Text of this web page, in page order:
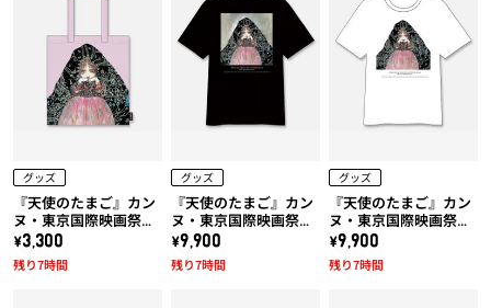
グッズ
『天使のたまご』カン
ヌ・東京国際映画祭上
映作品!! 天使のたまご
「水に棲む」トートバ
ッグ
\3,300
残り7時間
グッズ
『天使のたまご』カン
ヌ・東京国際映画祭上
映作品!! 天使のたまご
「水に棲む」x 久米繊
維コラボTシャツ (黒)
\9,900
残り7時間
グッズ
『天使のたまご』カン
ヌ・東京国際映画祭上
映作品!! 天使のたまご
「水に棲む」x 久米繊
維コラボTシャツ (白)
\9,900
残り7時間